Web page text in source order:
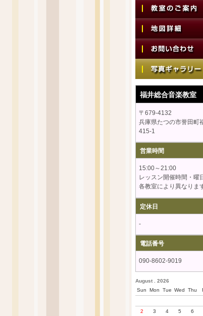
福井総合音楽教室
〒679-4132
兵庫県たつの市誉田町
415-1
営業時間
15:00～21:00
レッスン開催時間・曜
各教室により異なりま
定休日
-
電話番号
090-8602-9019
August . 2026
Sun
Mon Tue Wed Thu
2
3 4 5 6